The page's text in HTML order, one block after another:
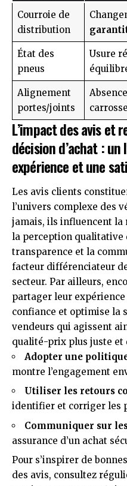
Courroie de
distribution
État des
pneus
Usure
Alignement
portes/joints
L’impact des avis et
décision d’achat :
expérience et une
Les avis clients
l’univers complexe des
jamais, ils influencent la
la perception qualitative
transparence et la
facteur différenciateur
secteur. Par ailleurs,
partager leur
confiance et optimise la
vendeurs qui agissent
qualité-prix plus juste et
Adopter une
montre l’engagement
Utiliser les retours
identifier et corriger les
Communiquer sur
assurance d’un achat
Pour s’inspirer de
des avis, consultez